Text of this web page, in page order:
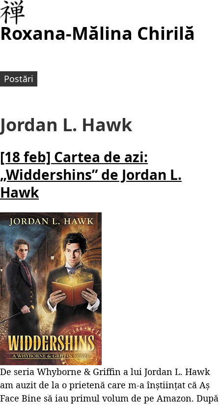
Roxana-Mălina Chirilă
Postări
Jordan L. Hawk
[18 feb] Cartea de azi:
„Widdershins” de Jordan L.
Hawk
De seria Whyborne & Griffin a lui Jordan L. Hawk
am auzit de la o prietenă care m-a înștiințat că Aș
Face Bine să iau primul volum de pe Amazon. După